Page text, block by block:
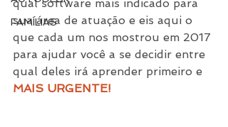
FAMÍLIAS
qual software mais indicado para
sua área de atuação e eis aqui o
que cada um nos mostrou em 2017
para ajudar você a se decidir entre
qual deles irá aprender primeiro e
MAIS URGENTE!